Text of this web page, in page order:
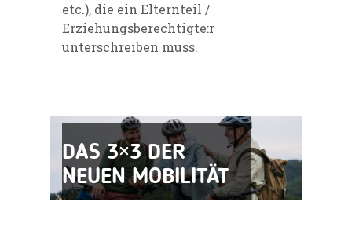
etc.), die ein Elternteil /
Erziehungsberechtigte:r
unterschreiben muss.
DAS 3×3 DER
NEUEN MOBILITÄT